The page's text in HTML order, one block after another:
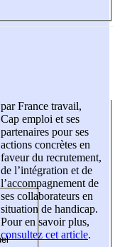
par France travail,
Cap emploi et ses
partenaires pour ses
actions concrètes en
faveur du recrutement,
de l’intégration et de
l’accompagnement de
ses collaborateurs en
situation de handicap.
Pour en savoir plus,
consultez cet article.